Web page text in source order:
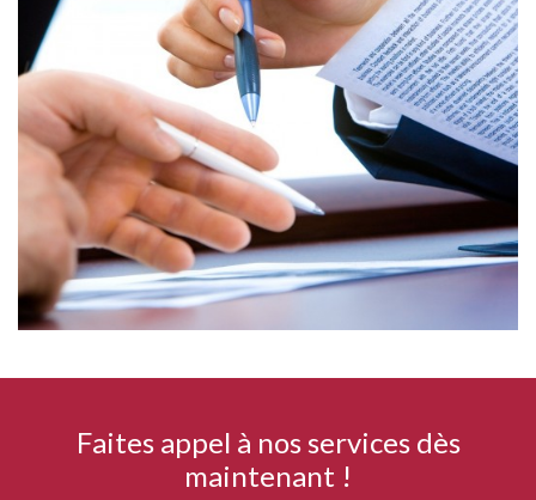
Faites appel à nos services dès
maintenant !